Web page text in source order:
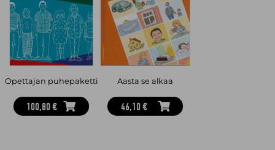
Opettajan puhepaketti
100,80 €
Aasta se alkaa
46,10 €